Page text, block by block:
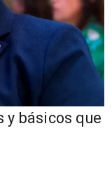
y básicos que